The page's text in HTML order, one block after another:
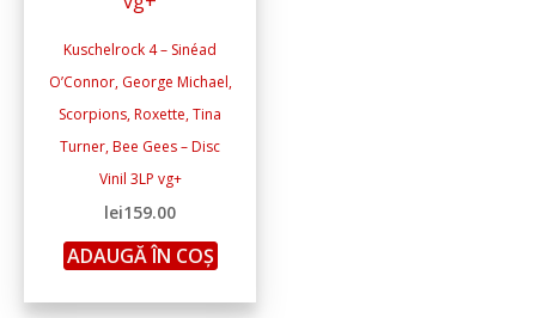
Kuschelrock 4 – Sinéad
O’Connor, George Michael,
Scorpions, Roxette, Tina
Turner, Bee Gees – Disc
Vinil 3LP vg+
lei159.00
ADAUGĂ ÎN COȘ